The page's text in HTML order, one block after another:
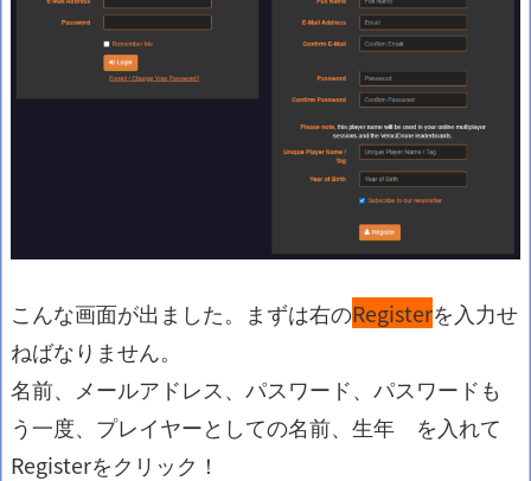
こんな画面が出ました。まずは右のRegisterを入力せ
ねばなりません。
名前、メールアドレス、パスワード、パスワードも
う一度、プレイヤーとしての名前、生年 を入れて
Registerをクリック！